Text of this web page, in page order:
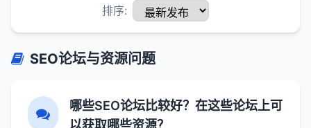
排序:
SEO论坛与资源问题
哪些SEO论坛比较好？在这些论坛上可
以获取哪些资源？